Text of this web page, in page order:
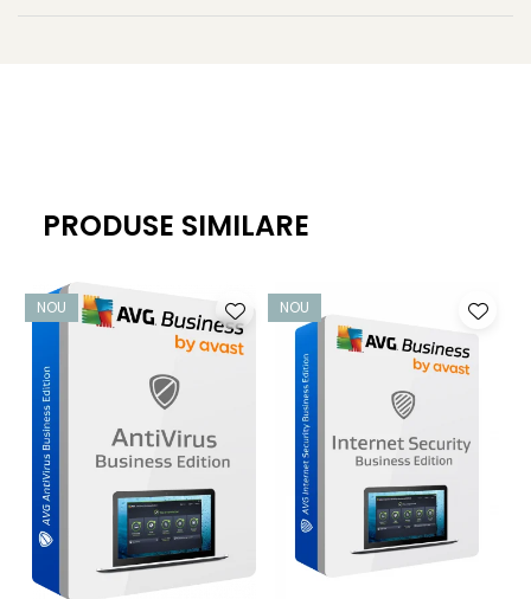
Obțineți o protecție neîntreruptă care vă ajută să țineți
alte amenințări cibernetice departe de PC-urile
dumneavoastră Windows, de calculatoarele Mac și de
serverele Windows.
Protecție împotriva fișierelor, e-mailurilor și site-urilor
web infectate
Modulele noastre File System Protection, Email Protection,
Web Protection și Real Site vă ajută să preveniți infecțiile cu
malware și atacurile de phishing. Protecția
comportamentală și CyberCapture bazat pe inteligență
PRODUSE SIMILARE
NOU NOU